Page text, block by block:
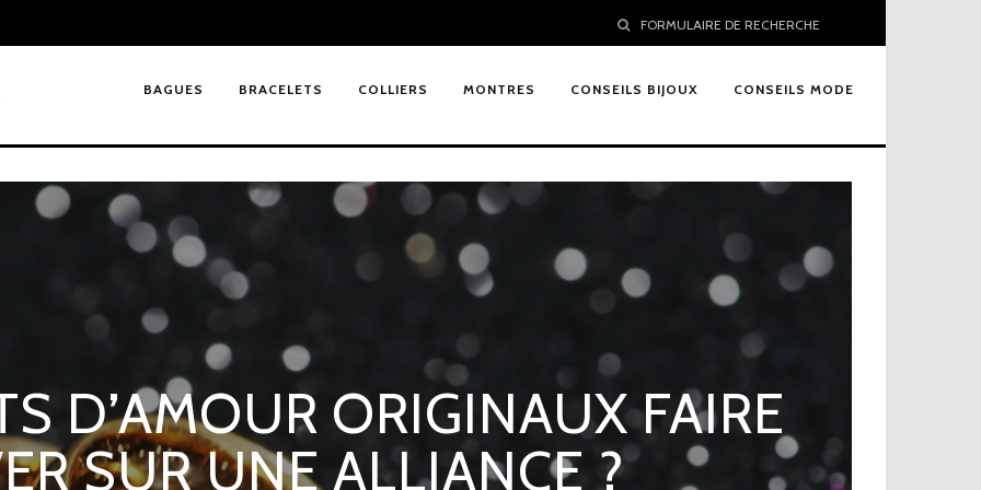
FORMULAIRE DE RECHERCHE
BAGUES BRACELETS COLLIERS MONTRES CONSEILS BIJOUX CONSEILS MODE
D’AMOUR ORIGINAUX FAIRE
SUR UNE ALLIANCE ?